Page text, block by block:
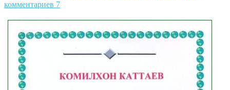
комментариев 7